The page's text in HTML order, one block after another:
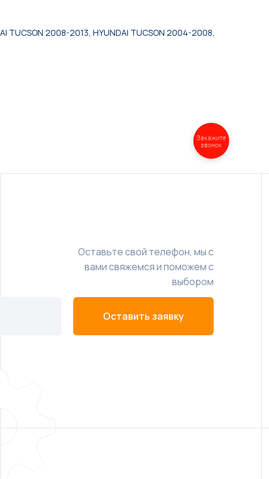
TUCSON 2008-2013, HYUNDAI TUCSON 2004-2008,
Оставьте свой телефон, мы с
вами свяжемся и поможем с
выбором
Оставить заявку
Закажите
звонок